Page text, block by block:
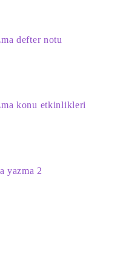
defter notu
konu etkinlikleri
yazma 2